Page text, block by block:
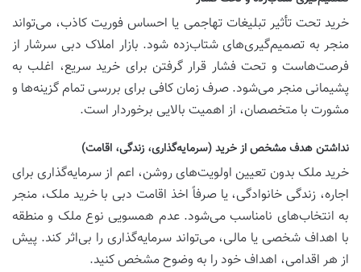
خرید تحت تأثیر تبلیغات تهاجمی یا احساس فوریت کاذب، می‌تواند
منجر به تصمیم‌گیری‌های شتاب‌زده شود. بازار املاک دبی سرشار از
فرصت‌هاست و تحت فشار قرار گرفتن برای خرید سریع، اغلب به
پشیمانی منجر می‌شود. صرف زمان کافی برای بررسی تمام گزینه‌ها و
مشورت با متخصصان، از اهمیت بالایی برخوردار است.
نداشتن هدف مشخص از خرید (سرمایه‌گذاری، زندگی، اقامت)
خرید ملک بدون تعیین اولویت‌های روشن، اعم از سرمایه‌گذاری برای
اجاره، زندگی خانوادگی، یا صرفاً اخذ اقامت دبی با خرید ملک، منجر
به انتخاب‌های نامناسب می‌شود. عدم همسویی نوع ملک و منطقه
با اهداف شخصی یا مالی، می‌تواند سرمایه‌گذاری را بی‌اثر کند. پیش
از هر اقدامی، اهداف خود را به وضوح مشخص کنید.